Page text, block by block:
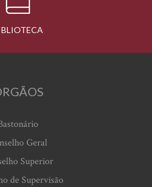
Geral
Superior
de Supervisão